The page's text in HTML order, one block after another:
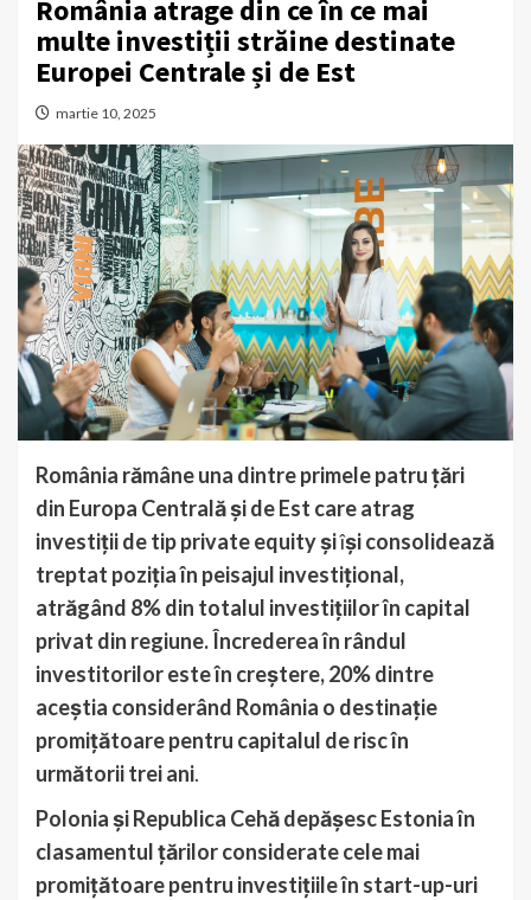
România atrage din ce în ce mai
multe investiții străine destinate
Europei Centrale și de Est
martie 10, 2025
România rămâne una dintre primele patru țări
din Europa Centrală și de Est care atrag
investiții de tip private equity șiîși consolidează
treptat poziția în peisajul investițional,
atrăgând 8% din totalul investițiilor în capital
privat din regiune. Încrederea în rândul
investitorilor este în creștere, 20% dintre
aceștia considerând România o destinație
promițătoare pentru capitalul de risc în
următorii trei ani.
Polonia și Republica Cehă depășesc Estonia în
clasamentul țărilor considerate cele mai
promițătoare pentru investițiile în start-up-uri